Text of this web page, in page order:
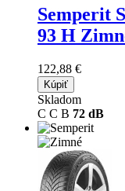
Semperit
93 H
122,88 €
Kúpiť
Skladom
C C B 72 dB